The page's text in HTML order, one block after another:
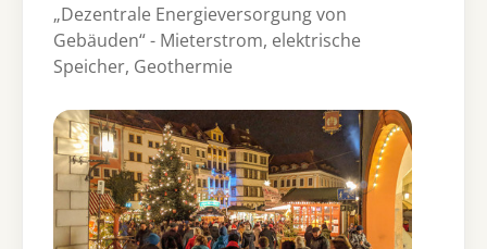
„Dezentrale Energieversorgung von
Gebäuden“ - Mieterstrom, elektrische
Speicher, Geothermie